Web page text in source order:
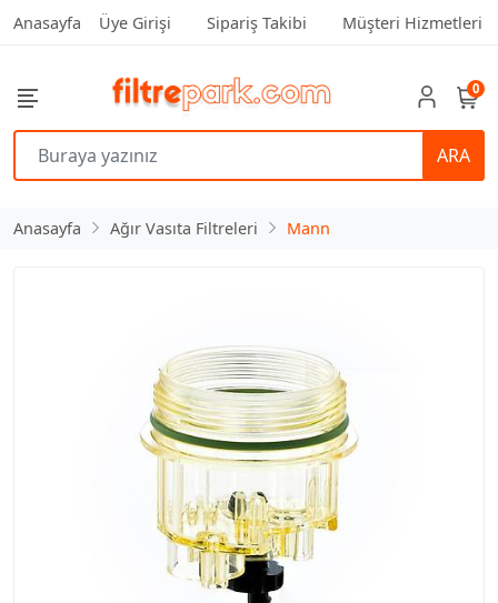
Anasayfa Üye Girişi Sipariş Takibi Müşteri Hizmetleri
ARA
0
Anasayfa Ağır Vasıta Filtreleri Mann